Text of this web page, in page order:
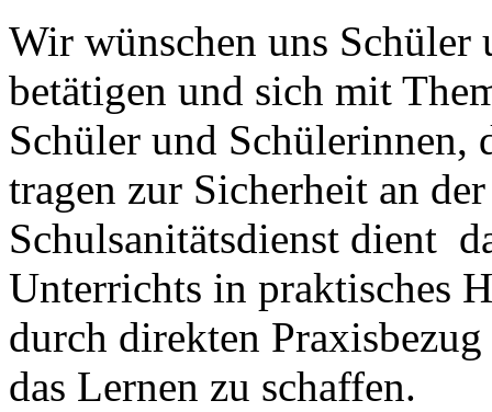
Wir wünschen uns
betätigen und sich mit
Schüler und Schülerinnen,
tragen zur Sicherheit an
Schulsanitätsdienst dient
Unterrichts in praktisches
durch direkten
das Lernen zu schaffen.